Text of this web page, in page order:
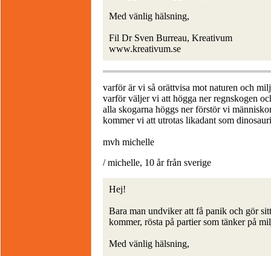
Med vänlig hälsning,
Fil Dr Sven Burreau, Kreativum
www.kreativum.se
varför är vi så orättvisa mot naturen och
varför väljer vi att högga ner regnskogen
alla skogarna höggs ner förstör vi
kommer vi att utrotas likadant som
mvh michelle
/ michelle, 10 år från sverige
Hej!
Bara man undviker att få panik och gör
kommer, rösta på partier som tänker på
Med vänlig hälsning,